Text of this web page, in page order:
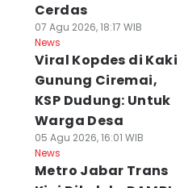
Cerdas
07 Agu 2026, 18:17 WIB
News
Viral Kopdes di Kaki
Gunung Ciremai,
KSP Dudung: Untuk
Warga Desa
05 Agu 2026, 16:01 WIB
News
Metro Jabar Trans